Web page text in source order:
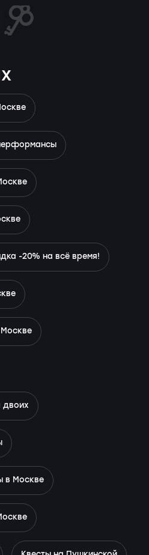
-20% на всё время!
двоих
в Москве